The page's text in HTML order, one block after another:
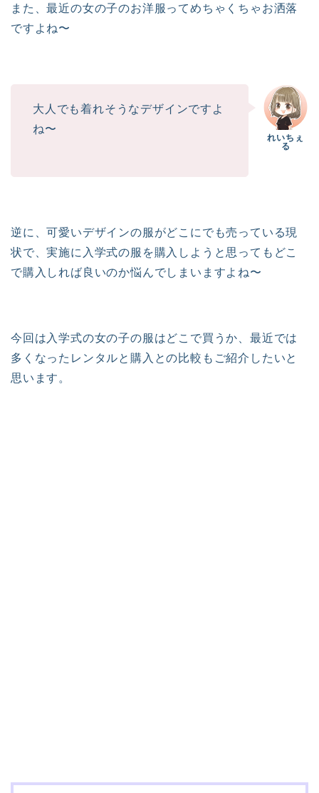
また、最近の女の子のお洋服ってめちゃくちゃお洒落
ですよね〜
大人でも着れそうなデザインですよ
ね〜
逆に、可愛いデザインの服がどこにでも売っている現
状で、実施に入学式の服を購入しようと思ってもどこ
で購入しれば良いのか悩んでしまいますよね〜
今回は入学式の女の子の服はどこで買うか、最近では
多くなったレンタルと購入との比較もご紹介したいと
思います。